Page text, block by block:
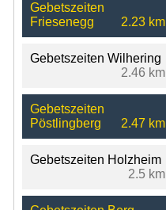
Gebetszeiten
Friesenegg
2.23 km
Gebetszeiten Wilhering
2.46 km
Gebetszeiten
Pöstlingberg
2.47 km
Gebetszeiten Holzheim
2.5 km